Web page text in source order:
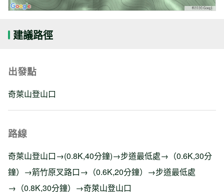
建議路徑
出發點
奇萊山登山口
路線
奇萊山登山口→(0.8K,40分鐘)→步道最低處→（0.6K,30分
鐘）→箭竹原叉路口→（0.6K,20分鐘）→步道最低處
→（0.8K,30分鐘）→奇萊山登山口